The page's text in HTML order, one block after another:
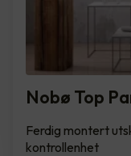
Nobø Top
Ferdig montert
kontrollenhet